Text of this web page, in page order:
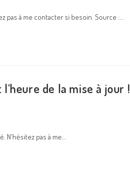
pas à me contacter si besoin. Source :…
de la mise à jour !
N'hésitez pas à me…